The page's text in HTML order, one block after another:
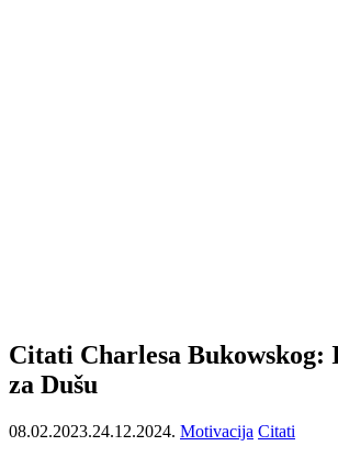
Citati Charlesa Bukowskog:
za Dušu
08.02.2023.24.12.2024. Motivacija Citati